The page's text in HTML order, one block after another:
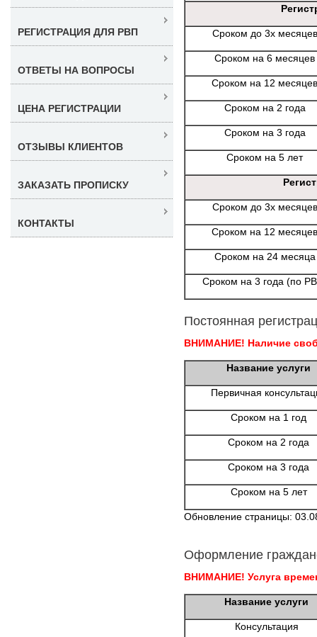
Сроком до 3х месяцев
Сроком на 6 месяцев
Сроком на 12 месяцев
Сроком на 2 года
Сроком на 3 года
Сроком на 5 лет
Сроком до 3х месяцев
Сроком на 12 месяцев
Сроком на 24 месяца
Сроком на 3 года (по
Постоянная
ВНИМАНИЕ! Наличие
Название услуги
Первичная
Сроком на 1 год
Сроком на 2 года
Сроком на 3 года
Сроком на 5 лет
Обновление страницы:
Оформление
ВНИМАНИЕ! Услуга
Название услуги
Консультация
РЕГИСТРАЦИЯ ДЛЯ РВП
ОТВЕТЫ НА ВОПРОСЫ
ЦЕНА РЕГИСТРАЦИИ
ОТЗЫВЫ КЛИЕНТОВ
ЗАКАЗАТЬ ПРОПИСКУ
КОНТАКТЫ